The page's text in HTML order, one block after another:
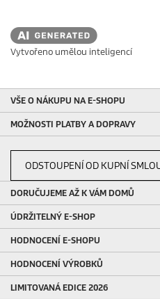
Vytvořeno umělou inteligencí
VŠE O NÁKUPU NA E-SHOPU
MOŽNOSTI PLATBY A DOPRAVY
ODSTOUPENÍ OD KUPNÍ
DORUČUJEME AŽ K VÁM DOMŮ
ÚDRŽITELNÝ E-SHOP
HODNOCENÍ E-SHOPU
HODNOCENÍ VÝROBKŮ
LIMITOVANÁ EDICE 2026